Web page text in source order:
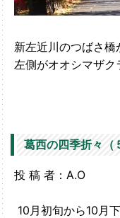
新左近川のつばさ橋
左側がオオシマザク
葛西の四季折々（
投 稿 者：A.O
10月初旬から10月